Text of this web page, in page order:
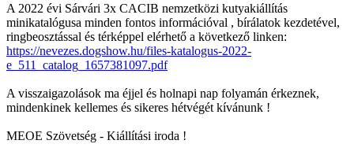
A 2022 évi Sárvári 3x CACIB nemzetközi kutyakiállítás
minikatalógusa minden fontos információval , bírálatok kezdetével,
ringbeosztással és térképpel elérhető a következő linken:
https://nevezes.dogshow.hu/files-katalogus-2022-
e_511_catalog_1657381097.pdf
A visszaigazolások ma éjjel és holnapi nap folyamán érkeznek,
mindenkinek kellemes és sikeres hétvégét kívánunk !
MEOE Szövetség - Kiállítási iroda !